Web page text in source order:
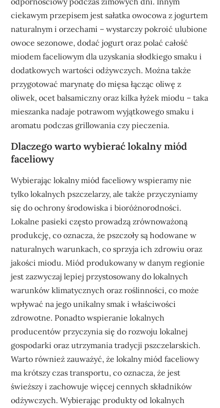
ciekawym przepisem jest sałatka owocowa z jogurtem
naturalnym i orzechami – wystarczy pokroić ulubione
owoce sezonowe, dodać jogurt oraz polać całość
miodem faceliowym dla uzyskania słodkiego smaku i
dodatkowych wartości odżywczych. Można także
przygotować marynatę do mięsa łącząc oliwę z
oliwek, ocet balsamiczny oraz kilka łyżek miodu – taka
mieszanka nadaje potrawom wyjątkowego smaku i
aromatu podczas grillowania czy pieczenia.
Dlaczego warto wybierać lokalny miód
faceliowy
Wybierając lokalny miód faceliowy wspieramy nie
tylko lokalnych pszczelarzy, ale także przyczyniamy
się do ochrony środowiska i bioróżnorodności.
Lokalne pasieki często prowadzą zrównoważoną
produkcję, co oznacza, że pszczoły są hodowane w
naturalnych warunkach, co sprzyja ich zdrowiu oraz
jakości miodu. Miód produkowany w danym regionie
jest zazwyczaj lepiej przystosowany do lokalnych
warunków klimatycznych oraz roślinności, co może
wpływać na jego unikalny smak i właściwości
zdrowotne. Ponadto wspieranie lokalnych
producentów przyczynia się do rozwoju lokalnej
gospodarki oraz utrzymania tradycji pszczelarskich.
Warto również zauważyć, że lokalny miód faceliowy
ma krótszy czas transportu, co oznacza, że jest
świeższy i zachowuje więcej cennych składników
odżywczych. Wybierając produkty od lokalnych